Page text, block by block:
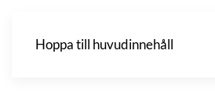
Hoppa till huvudinnehåll